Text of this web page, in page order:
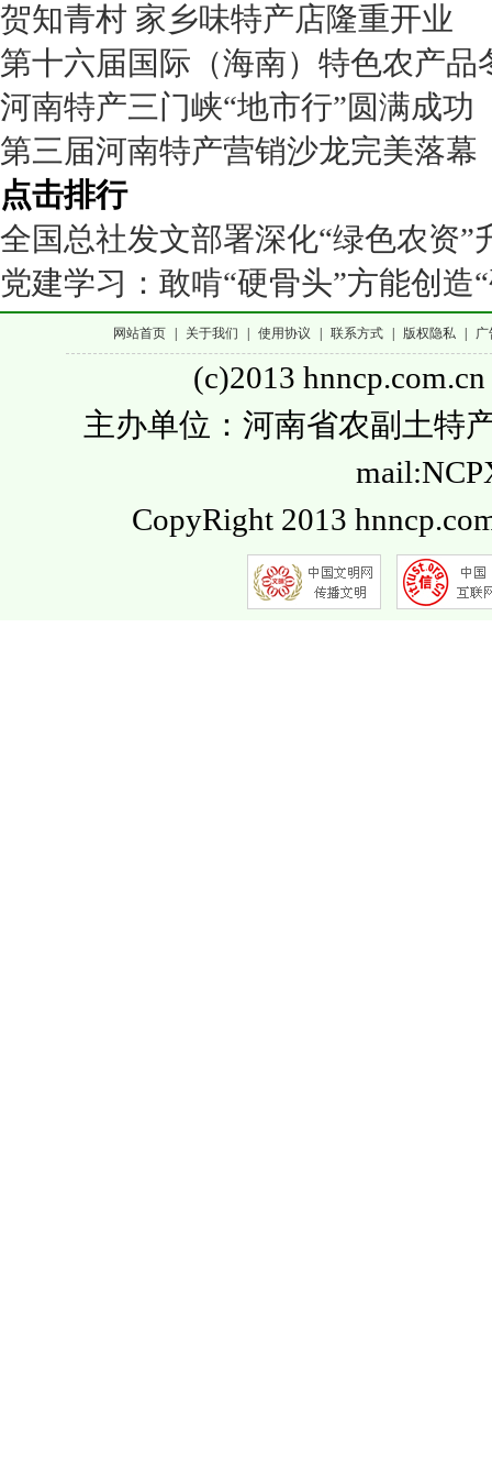
贺知青村 家乡味特产店隆重开业
第十六届国际（海南）特色农产
河南特产三门峡“地市行”圆满成功
第三届河南特产营销沙龙完美落幕
点击排行
全国总社发文部署深化“绿色农资”
党建学习：敢啃“硬骨头”方能创造
网站首页 关于我们 使用协议 联系方式 版权隐私 广
(c)2013
主办单位：河南省农副土特
CopyRight 2013